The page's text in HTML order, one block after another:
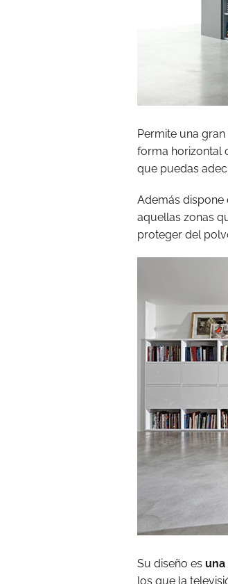
Permite una
forma horizontal
que puedas
Además dispone
aquellas zonas
proteger del
Su diseño es una
los que la